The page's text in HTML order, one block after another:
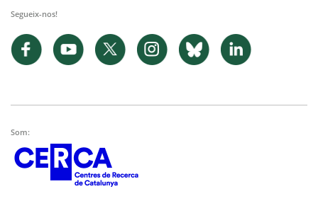
Segueix-nos!
Som: